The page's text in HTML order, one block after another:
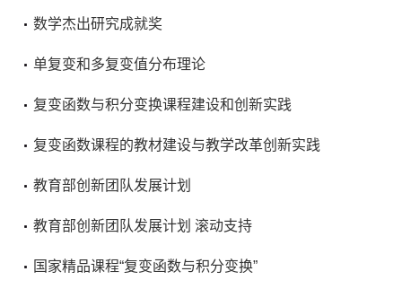
数学杰出研究成就奖
单复变和多复变值分布理论
复变函数与积分变换课程建设和创新实践
复变函数课程的教材建设与教学改革创新实践
教育部创新团队发展计划
教育部创新团队发展计划 滚动支持
国家精品课程“复变函数与积分变换”